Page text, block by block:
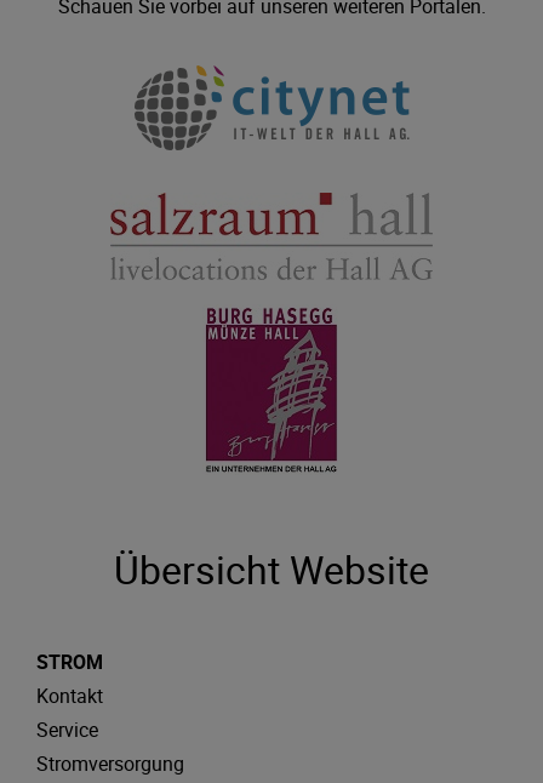
Schauen Sie vorbei auf unseren weiteren Portalen.
Übersicht Website
STROM
Kontakt
Service
Stromversorgung